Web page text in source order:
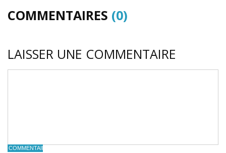
COMMENTAIRES (0)
LAISSER UNE COMMENTAIRE
COMMENTAIRE